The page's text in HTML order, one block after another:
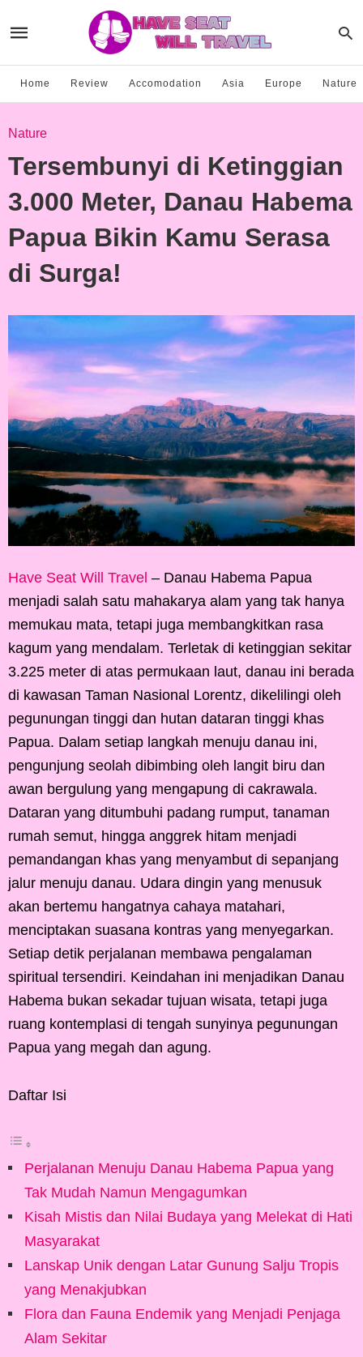
Home Review Accomodation Asia Europe Nature
Nature
Tersembunyi di Ketinggian
3.000 Meter, Danau Habema
Papua Bikin Kamu Serasa
di Surga!
Have Seat Will Travel – Danau Habema Papua
menjadi salah satu mahakarya alam yang tak hanya
memukau mata, tetapi juga membangkitkan rasa
kagum yang mendalam. Terletak di ketinggian sekitar
3.225 meter di atas permukaan laut, danau ini berada
di kawasan Taman Nasional Lorentz, dikelilingi oleh
pegunungan tinggi dan hutan dataran tinggi khas
Papua. Dalam setiap langkah menuju danau ini,
pengunjung seolah dibimbing oleh langit biru dan
awan bergulung yang mengapung di cakrawala.
Dataran yang ditumbuhi padang rumput, tanaman
rumah semut, hingga anggrek hitam menjadi
pemandangan khas yang menyambut di sepanjang
jalur menuju danau. Udara dingin yang menusuk
akan bertemu hangatnya cahaya matahari,
menciptakan suasana kontras yang menyegarkan.
Setiap detik perjalanan membawa pengalaman
spiritual tersendiri. Keindahan ini menjadikan Danau
Habema bukan sekadar tujuan wisata, tetapi juga
ruang kontemplasi di tengah sunyinya pegunungan
Papua yang megah dan agung.
Daftar Isi
Perjalanan Menuju Danau Habema Papua yang
Tak Mudah Namun Mengagumkan
Kisah Mistis dan Nilai Budaya yang Melekat di Hati
Masyarakat
Lanskap Unik dengan Latar Gunung Salju Tropis
yang Menakjubkan
Flora dan Fauna Endemik yang Menjadi Penjaga
Alam Sekitar